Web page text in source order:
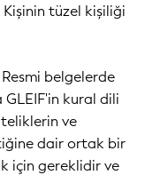
tüzel kişiliği
belgelerde
kural dili
ve
dair ortak bir
için gereklidir ve